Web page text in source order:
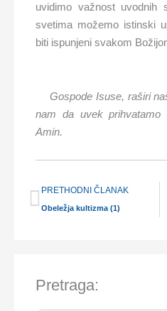
uvidimo važnost uvodnih
svetima možemo istinski
biti ispunjeni svakom
Gospode Isuse, raširi
nam da uvek
Amin.
Prev
PRETHODNI ČLANAK
Obeležja kultizma (1)
Pretraga: